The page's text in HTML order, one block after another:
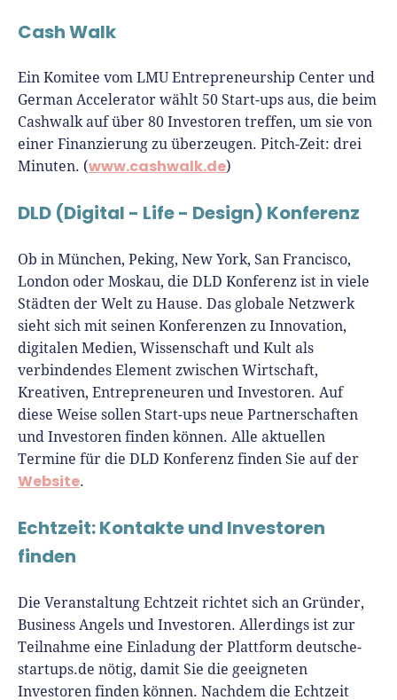
Cash Walk
Ein Komitee vom LMU Entrepreneurship Center und
German Accelerator wählt 50 Start-ups aus, die beim
Cashwalk auf über 80 Investoren treffen, um sie von
einer Finanzierung zu überzeugen. Pitch-Zeit: drei
Minuten. (www.cashwalk.de)
DLD (Digital - Life - Design) Konferenz
Ob in München, Peking, New York, San Francisco,
London oder Moskau, die DLD Konferenz ist in viele
Städten der Welt zu Hause. Das globale Netzwerk
sieht sich mit seinen Konferenzen zu Innovation,
digitalen Medien, Wissenschaft und Kult als
verbindendes Element zwischen Wirtschaft,
Kreativen, Entrepreneuren und Investoren. Auf
diese Weise sollen Start-ups neue Partnerschaften
und Investoren finden können. Alle aktuellen
Termine für die DLD Konferenz finden Sie auf der
Website.
Echtzeit: Kontakte und Investoren
finden
Die Veranstaltung Echtzeit richtet sich an Gründer,
Business Angels und Investoren. Allerdings ist zur
Teilnahme eine Einladung der Plattform deutsche-
startups.de nötig, damit Sie die geeigneten
Investoren finden können. Nachdem die Echtzeit